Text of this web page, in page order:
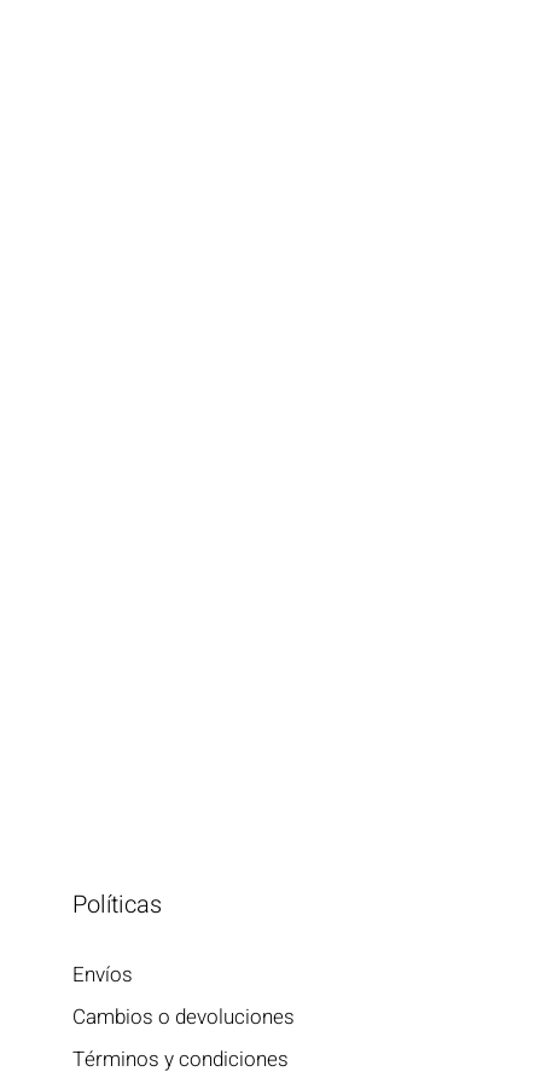
Políticas
Envíos
Cambios o devoluciones
Términos y condiciones